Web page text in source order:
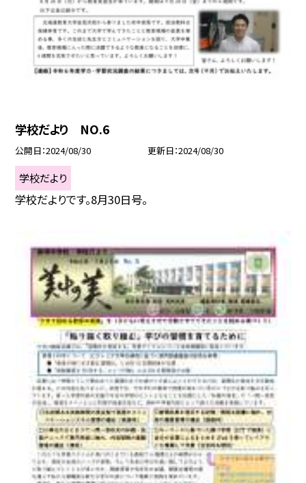
学校だより NO.6
公開日 2024/08/30 更新日 2024/08/30
学校だより
学校だよりです。8月30日号。